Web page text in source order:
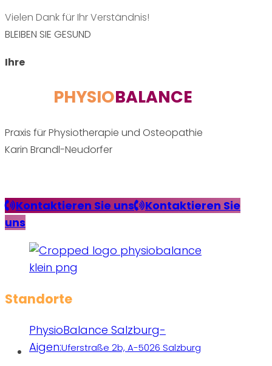
Vielen Dank für Ihr Verständnis!
BLEIBEN SIE GESUND
Ihre
PHYSIOBALANCE
Praxis für Physiotherapie und Osteopathie
Karin Brandl-Neudorfer
Kontaktieren Sie uns
Kontaktieren Sie
uns
Standorte
PhysioBalance Salzburg-
Aigen:Uferstraße 2b, A-5026 Salzburg